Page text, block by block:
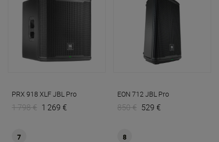
PRX 918 XLFJBL Pro
1 798 € 1 269 €
EON 712 JBL Pro
850 € 529 €
7 8